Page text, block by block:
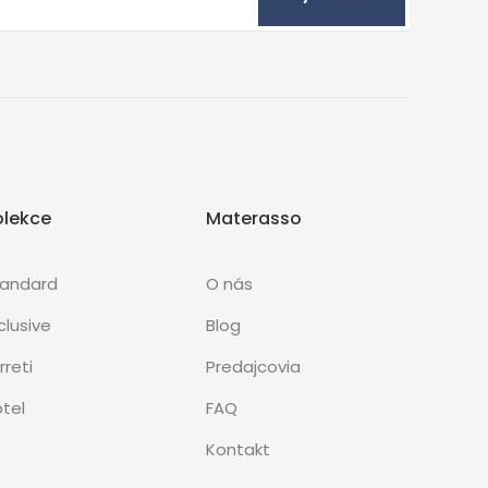
Materasso
O nás
Blog
Predajcovia
FAQ
Kontakt